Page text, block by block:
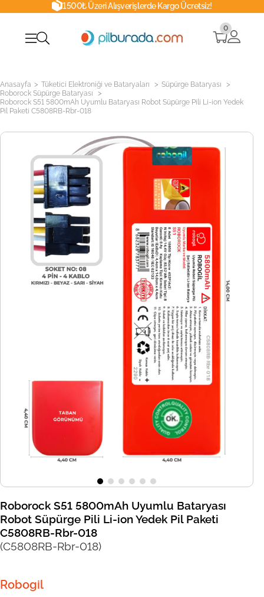
1500₺ Üzeri Alışverişlerde Kargo Ücretsiz!
0
Anasayfa > Tüketici Elektroniği ve Bataryaları > Süpürge Bataryası >
Roborock Süpürge Bataryası >
Roborock S51 5800mAh Uyumlu Bataryası Robot Süpürge Pili Li-ion Yedek
Pil Paketi C5808RB-Rbr-018
Roborock S51 5800mAh Uyumlu Bataryası
Robot Süpürge Pili Li-ion Yedek Pil Paketi
C5808RB-Rbr-018
(C5808RB-Rbr-018)
Robogil